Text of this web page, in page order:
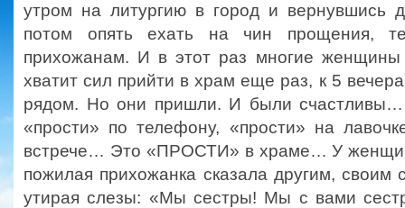
утром на литургию в город и вернувшись
потом опять ехать на чин прощения,
прихожанам. И в этот раз многие
хватит сил прийти в храм еще раз, к 5
рядом. Но они пришли. И были
«прости» по телефону, «прости» на
встрече… Это «ПРОСТИ» в храме… У
пожилая прихожанка сказала другим, своим
утирая слезы: «Мы сестры! Мы с вами